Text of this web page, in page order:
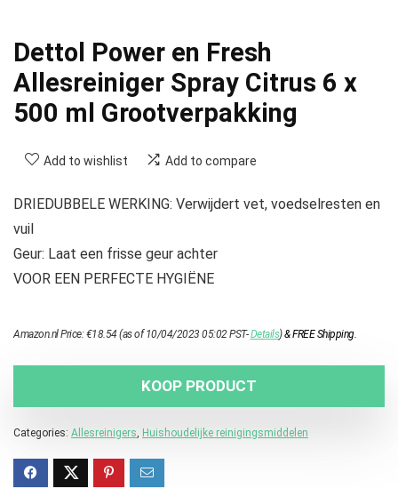
Dettol Power en Fresh
Allesreiniger Spray Citrus 6 x
500 ml Grootverpakking
Add to wishlist Add to compare
DRIEDUBBELE WERKING: Verwijdert vet, voedselresten en
vuil
Geur: Laat een frisse geur achter
VOOR EEN PERFECTE HYGIËNE
Amazon.nl Price:€18.54 (as of 10/04/2023 05:02 PST-Details)&FREE Shipping.
KOOP PRODUCT
Categories: Allesreinigers, Huishoudelijke reinigingsmiddelen